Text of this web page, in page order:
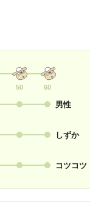
50 60
男性
しずか
コツコツ